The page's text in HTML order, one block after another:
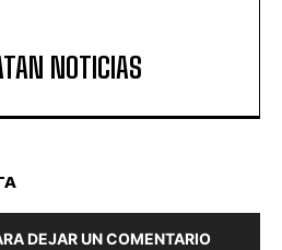
NOTICIAS
DEJAR UN COMENTARIO